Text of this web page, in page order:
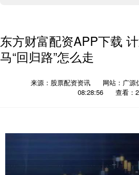
东方财富配资APP下载
马“回归路”怎么走
来源：股票配资资讯 网站：广源
08:28:56
查看：